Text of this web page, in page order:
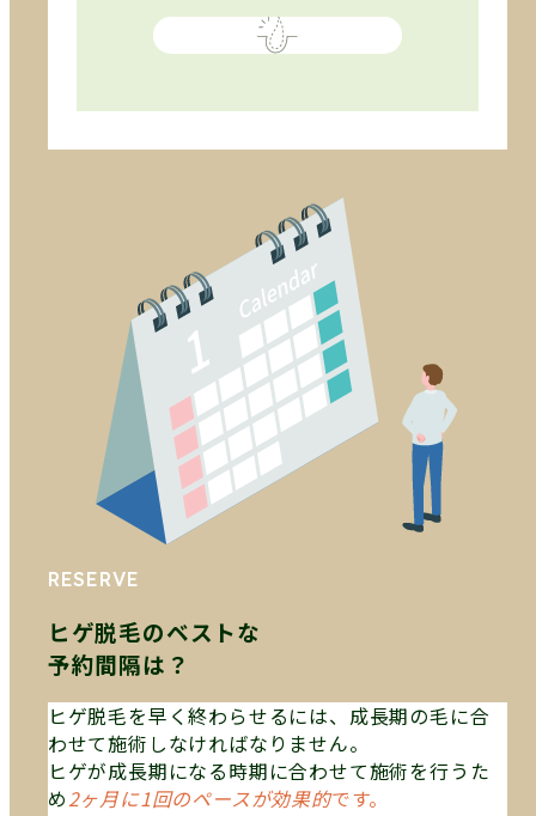
RESERVE
ヒゲ脱毛のベストな
予約間隔は？
ヒゲ脱毛を早く終わらせるには、成長期の毛に合
わせて施術しなければなりません。
ヒゲが成長期になる時期に合わせて施術を行うた
め2ヶ月に1回のペースが効果的です。